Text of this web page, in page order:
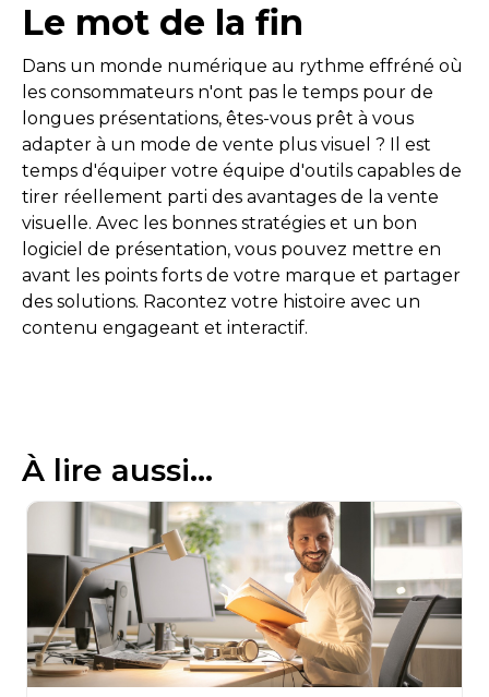
Le mot de la fin
Dans un monde numérique au rythme effréné où
les consommateurs n'ont pas le temps pour de
longues présentations, êtes-vous prêt à vous
adapter à un mode de vente plus visuel ? Il est
temps d'équiper votre équipe d'outils capables de
tirer réellement parti des avantages de la vente
visuelle. Avec les bonnes stratégies et un bon
logiciel de présentation, vous pouvez mettre en
avant les points forts de votre marque et partager
des solutions. Racontez votre histoire avec un
contenu engageant et interactif.
À lire aussi...